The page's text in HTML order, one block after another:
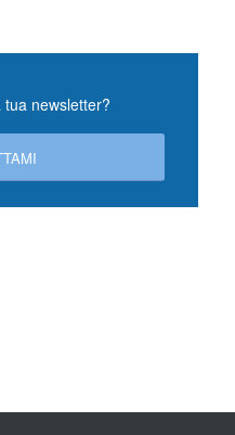
newsletter?